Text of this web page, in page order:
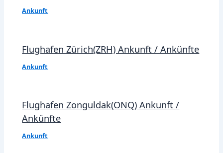
Ankunft
Flughafen Zürich(ZRH) Ankunft / Ankünfte
Ankunft
Flughafen Zonguldak(ONQ) Ankunft /
Ankünfte
Ankunft